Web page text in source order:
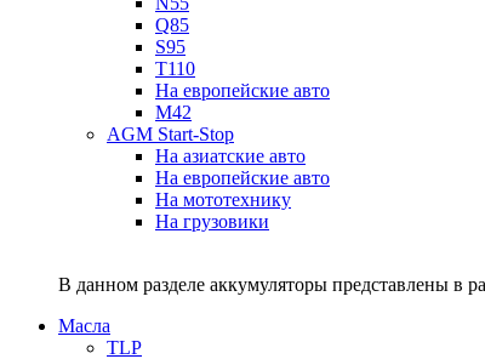
Q85
S95
T110
На европейские авто
M42
AGM Start-Stop
На азиатские авто
На европейские авто
На мототехнику
На грузовики
В данном разделе аккумуляторы представлены в
Масла
TLP